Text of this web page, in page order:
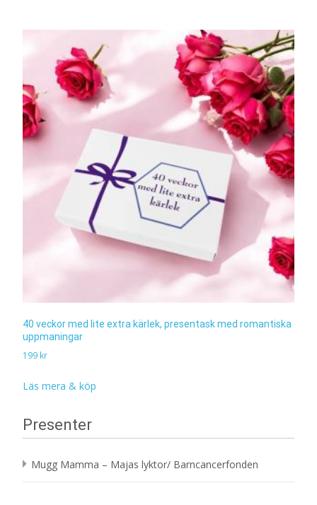
40 veckor med lite extra kärlek, presentask med romantiska
uppmaningar
199 kr
Läs mera & köp
Presenter
Mugg Mamma – Majas lyktor/ Barncancerfonden